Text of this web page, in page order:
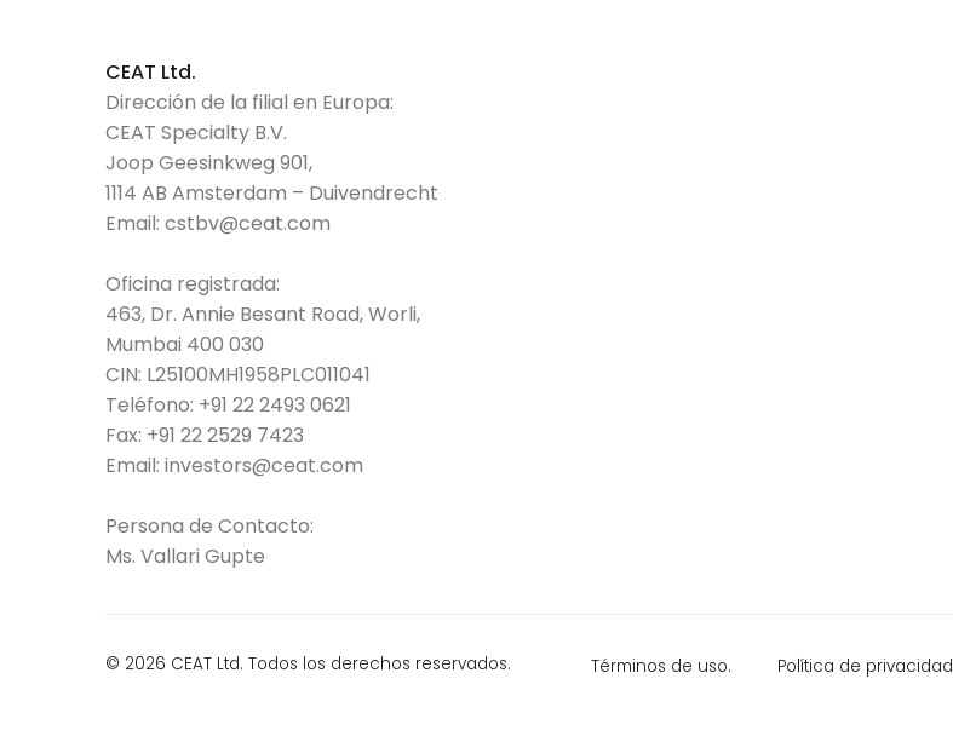
CEAT Ltd.
Dirección de la filial en Europa:
CEAT Specialty B.V.
Joop Geesinkweg 901,
1114 AB Amsterdam – Duivendrecht
Email: cstbv@ceat.com
Oficina registrada:
463, Dr. Annie Besant Road, Worli,
Mumbai 400 030
CIN: L25100MH1958PLC011041
Teléfono: +91 22 2493 0621
Fax: +91 22 2529 7423
Email: investors@ceat.com
Persona de Contacto:
Ms. Vallari Gupte
© 2026 CEAT Ltd. Todos los derechos reservados. Términos de uso. Política de privacidad